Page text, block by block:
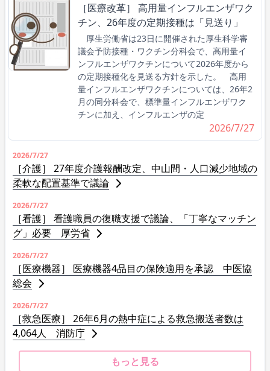
［医療改革］ 高用量インフルエンザワク
チン、26年度の定期接種は「見送り」
厚生労働省は23日に開催された厚生科学審
議会予防接種・ワクチン分科会で、高用量イ
ンフルエンザワクチンについて2026年度から
の定期接種化を見送る方針を示した。 高用
量インフルエンザワクチンについては、26年2
月の同分科会で、標準量インフルエンザワク
チンに加え、インフルエンザの定
2026/7/27
2026/7/27
［介護］ 27年度介護報酬改定、中山間・人口減少地域の
柔軟な配置基準で議論
2026/7/27
［看護］ 看護職員の復職支援で議論、「丁寧なマッチン
グ」必要 厚労省
2026/7/27
［医療機器］ 医療機器4品目の保険適用を承認 中医協
総会
2026/7/27
［救急医療］ 26年6月の熱中症による救急搬送者数は
4,064人 消防庁
もっと見る